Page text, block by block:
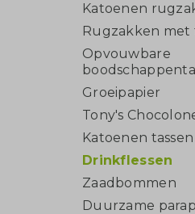
Katoenen
Rugzakken met
Opvouwbare
Groeipapier
Tony's
Katoenen tassen
Drinkflessen
Zaadbommen
Duurzame